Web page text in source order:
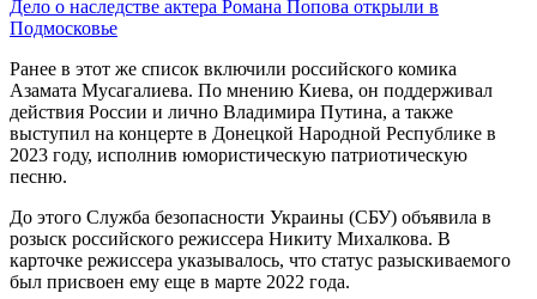
Дело о наследстве актера Романа Попова открыли в
Подмосковье
Ранее в этот же список включили российского комика
Азамата Мусагалиева. По мнению Киева, он поддерживал
действия России и лично Владимира Путина, а также
выступил на концерте в Донецкой Народной Республике в
2023 году, исполнив юмористическую патриотическую
песню.
До этого Служба безопасности Украины (СБУ) объявила в
розыск российского режиссера Никиту Михалкова. В
карточке режиссера указывалось, что статус разыскиваемого
был присвоен ему еще в марте 2022 года.